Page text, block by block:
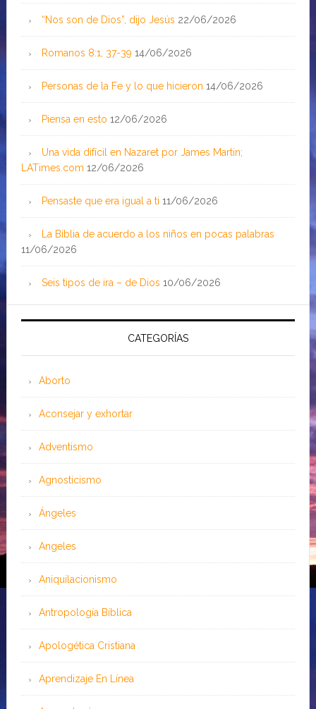
“Nos son de Dios”, dijo Jesús 22/06/2026
Romanos 8:1, 37-39 14/06/2026
Personas de la Fe y lo que hicieron 14/06/2026
Piensa en esto 12/06/2026
Una vida difícil en Nazaret por James Martin;
LATimes.com 12/06/2026
Pensaste que era igual a ti 11/06/2026
La Biblia de acuerdo a los niños en pocas palabras
11/06/2026
Seis tipos de ira – de Dios 10/06/2026
CATEGORÍAS
Aborto
Aconsejar y exhortar
Adventismo
Agnosticismo
Ángeles
Angeles
Aniquilacionismo
Antropología Bíblica
Apologética Cristiana
Aprendizaje En Línea